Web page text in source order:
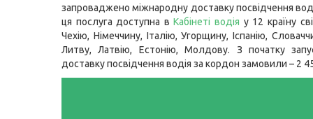
запроваджено міжнародну доставку посвідчення
ця послуга доступна вКабінеті водія у 12 країну
Чехію, Німеччину, Італію, Угорщину, Іспанію,
Литву, Латвію, Естонію, Молдову. З початку
доставку посвідчення водія за кордон замовили – 2